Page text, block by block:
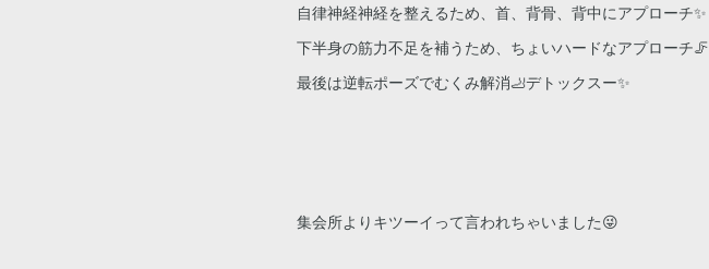
自律神経神経を整えるため、首、背骨、背中にアプローチ✨
下半身の筋力不足を補うため、ちょいハードなアプローチ🦵
最後は逆転ポーズでむくみ解消🦶デトックスー✨
集会所よりキツーイって言われちゃいました😜